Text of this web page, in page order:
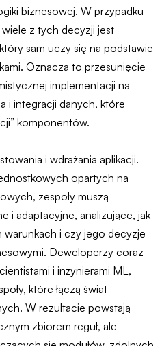
biznesowej. W przypadku
z tych decyzji jest
sam uczy się na podstawie
Oznacza to przesunięcie
implementacji na
i integracji danych, które
komponentów.
i wdrażania aplikacji.
opartych na
zespoły muszą
i adaptacyjne, analizujące, jak
i czy jego decyzje
Deweloperzy coraz
i inżynierami ML,
które łączą świat
W rezultacie powstają
zbiorem reguł, ale